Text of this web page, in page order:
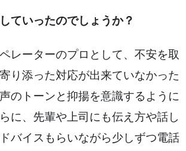
ていったのでしょうか？
レーターのプロとして、不安を取
り添った対応が出来ていなかった
のトーンと抑揚を意識するように
に、先輩や上司にも伝え方や話し
バイスもらいながら少しずつ電話